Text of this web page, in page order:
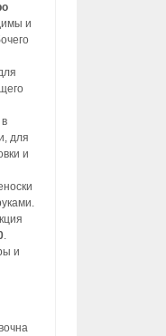
и
для
и
.
и